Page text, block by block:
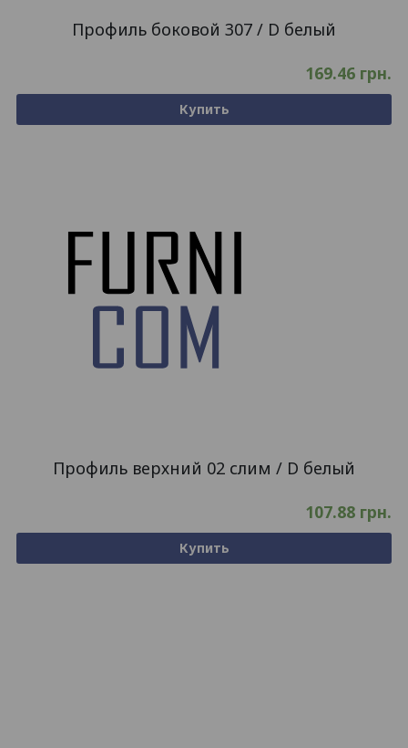
Профиль боковой 307 / D белый
169.46 грн.
Купить
Профиль верхний 02 слим / D белый
107.88 грн.
Купить